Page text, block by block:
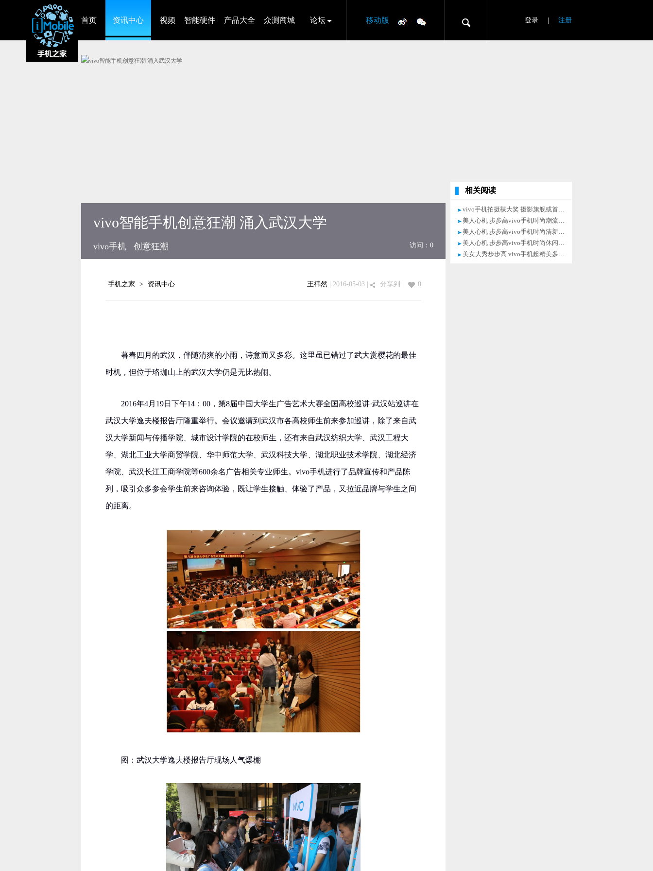
首页 资讯中心 视频 智能硬件 产品大全 众测商城 论坛 移动版 登录 注册
vivo智能手机创意狂潮 涌入武汉大学
vivo手机 创意狂潮 访问： 0
手机之家 > 资讯中心 王祎然 | 2016-05-03 | 分享到 0
暮春四月的武汉，伴随清爽的小雨，诗意而又多彩。这里虽已错过了武大赏樱花的最佳
时机，但位于珞珈山上的武汉大学仍是无比热闹。
2016年4月19日下午14：00，第8届中国大学生广告艺术大赛全国高校巡讲·武汉站巡讲在
武汉大学逸夫楼报告厅隆重举行。会议邀请到武汉市各高校师生前来参加巡讲，除了来自武
汉大学新闻与传播学院、城市设计学院的在校师生，还有来自武汉纺织大学、武汉工程大
学、湖北工业大学商贸学院、华中师范大学、武汉科技大学、湖北职业技术学院、湖北经济
学院、武汉长江工商学院等600余名广告相关专业师生。vivo手机进行了品牌宣传和产品陈
列，吸引众多参会学生前来咨询体验，既让学生接触、体验了产品，又拉近品牌与学生之间
的距离。
图：武汉大学逸夫楼报告厅现场人气爆棚
相关阅读
vivo手机拍摄获大奖 摄影旗舰或首曝光
美人心机 步步高vivo手机时尚潮流美女图赏
美人心机 步步高vivo手机时尚清新美女图赏
美人心机 步步高vivo手机时尚休闲美女图赏
美女大秀步步高 vivo手机超精美多图图赏